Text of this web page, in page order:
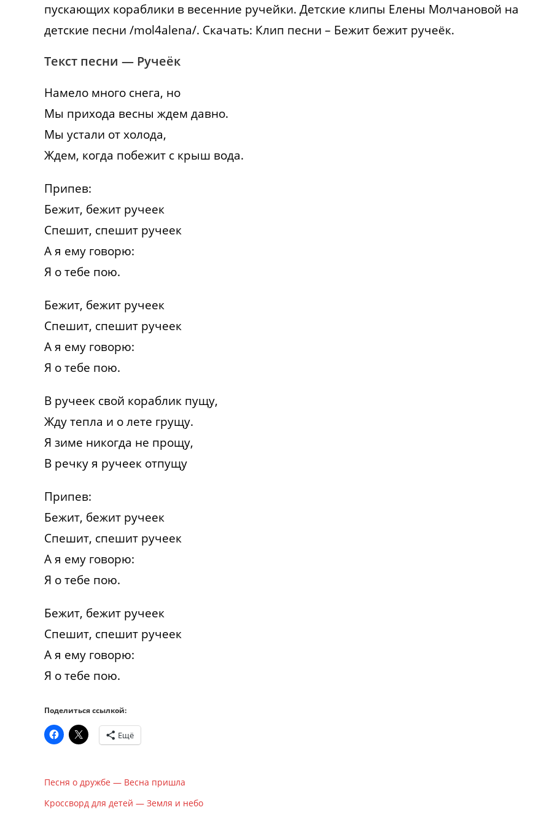
пускающих кораблики в весенние ручейки. Детские клипы Елены Молчановой на
детские песни /mol4alena/. Скачать: Клип песни – Бежит бежит ручеёк.
Текст песни — Ручеёк
Намело много снега, но
Мы прихода весны ждем давно.
Мы устали от холода,
Ждем, когда побежит с крыш вода.
Припев:
Бежит, бежит ручеек
Спешит, спешит ручеек
А я ему говорю:
Я о тебе пою.
Бежит, бежит ручеек
Спешит, спешит ручеек
А я ему говорю:
Я о тебе пою.
В ручеек свой кораблик пущу,
Жду тепла и о лете грущу.
Я зиме никогда не прощу,
В речку я ручеек отпущу
Припев:
Бежит, бежит ручеек
Спешит, спешит ручеек
А я ему говорю:
Я о тебе пою.
Бежит, бежит ручеек
Спешит, спешит ручеек
А я ему говорю:
Я о тебе пою.
Поделиться ссылкой:
Ещё
Песня о дружбе — Весна пришла
Кроссворд для детей — Земля и небо